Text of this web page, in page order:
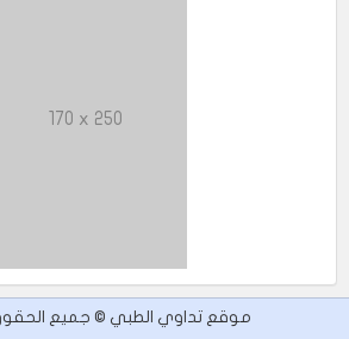
170 x 250
موقع تداوي الطبي © جميع